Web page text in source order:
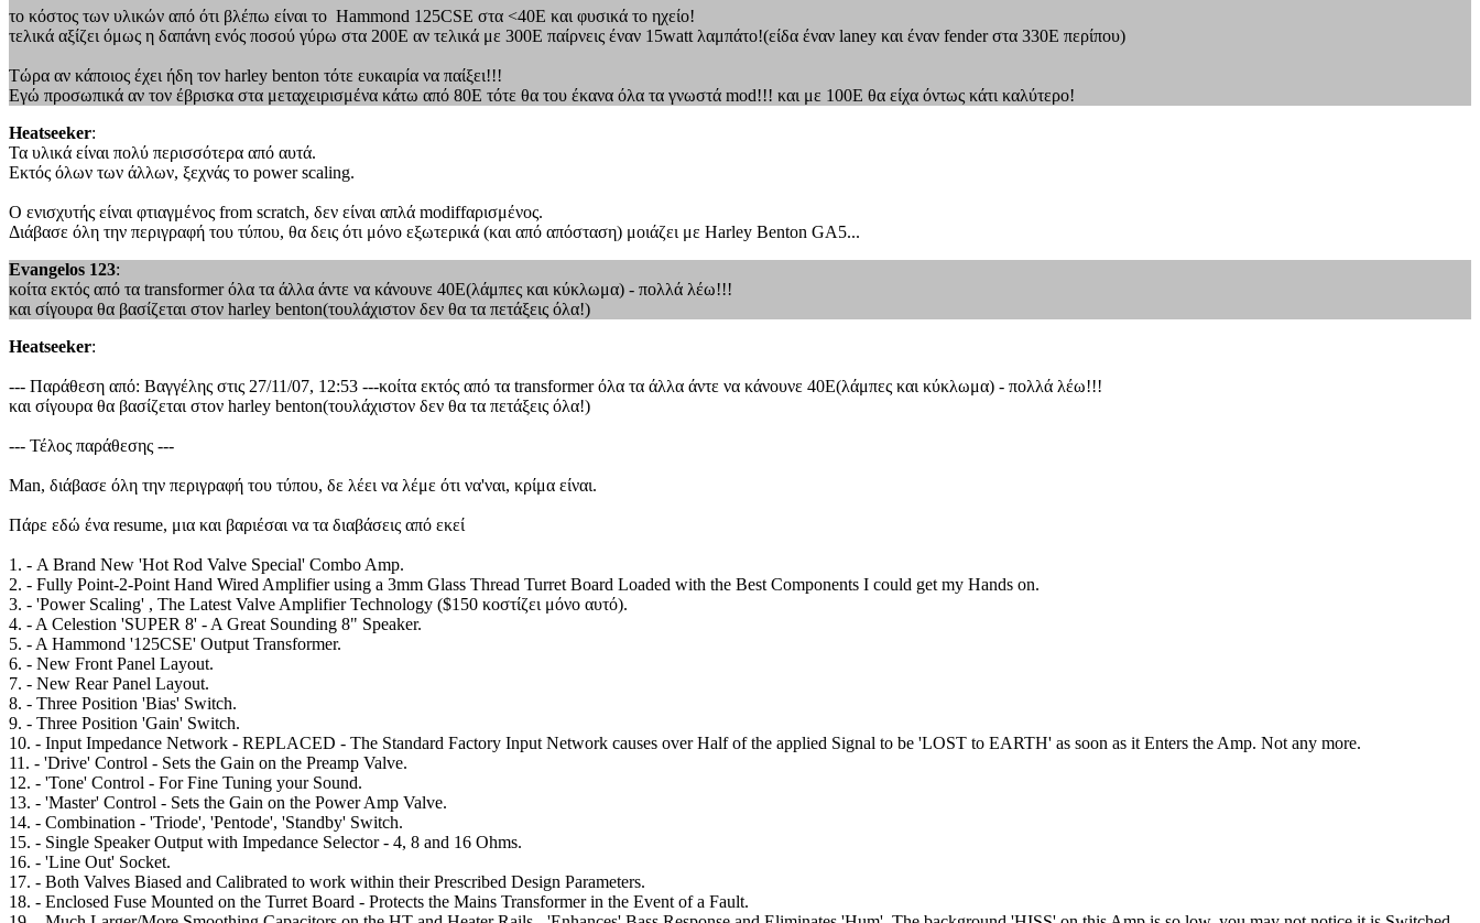
το κόστος των υλικών από ότι βλέπω είναι το Hammond 125CSE στα <40Ε και φυσικά το ηχείο!
τελικά αξίζει όμως η δαπάνη ενός ποσού γύρω στα 200Ε αν τελικά με 300Ε παίρνεις έναν 15watt λαμπάτο!(είδα έναν laney και έναν fender στα 330Ε περίπου)
Τώρα αν κάποιος έχει ήδη τον harley benton τότε ευκαιρία να παίξει!!!
Εγώ προσωπικά αν τον έβρισκα στα μεταχειρισμένα κάτω από 80Ε τότε θα του έκανα όλα τα γνωστά mod!!! και με 100Ε θα είχα όντως κάτι καλύτερο!
Heatseeker:
Τα υλικά είναι πολύ περισσότερα από αυτά.
Εκτός όλων των άλλων, ξεχνάς το power scaling.
Ο ενισχυτής είναι φτιαγμένος from scratch, δεν είναι απλά modiffαρισμένος.
Διάβασε όλη την περιγραφή του τύπου, θα δεις ότι μόνο εξωτερικά (και από απόσταση) μοιάζει με Harley Benton GA5...
Evangelos 123:
κοίτα εκτός από τα transformer όλα τα άλλα άντε να κάνουνε 40Ε(λάμπες και κύκλωμα) - πολλά λέω!!!
και σίγουρα θα βασίζεται στον harley benton(τουλάχιστον δεν θα τα πετάξεις όλα!)
Heatseeker:
--- Παράθεση από: Βαγγέλης στις 27/11/07, 12:53 ---κοίτα εκτός από τα transformer όλα τα άλλα άντε να κάνουνε 40Ε(λάμπες και κύκλωμα) - πολλά λέω!!!
και σίγουρα θα βασίζεται στον harley benton(τουλάχιστον δεν θα τα πετάξεις όλα!)
--- Τέλος παράθεσης ---
Man, διάβασε όλη την περιγραφή του τύπου, δε λέει να λέμε ότι να'ναι, κρίμα είναι.
Πάρε εδώ ένα resume, μια και βαριέσαι να τα διαβάσεις από εκεί
1. - A Brand New 'Hot Rod Valve Special' Combo Amp.
2. - Fully Point-2-Point Hand Wired Amplifier using a 3mm Glass Thread Turret Board Loaded with the Best Components I could get my Hands on.
3. - 'Power Scaling' , The Latest Valve Amplifier Technology ($150 κοστίζει μόνο αυτό).
4. - A Celestion 'SUPER 8' - A Great Sounding 8" Speaker.
5. - A Hammond '125CSE' Output Transformer.
6. - New Front Panel Layout.
7. - New Rear Panel Layout.
8. - Three Position 'Bias' Switch.
9. - Three Position 'Gain' Switch.
10. - Input Impedance Network - REPLACED - The Standard Factory Input Network causes over Half of the applied Signal to be 'LOST to EARTH' as soon as it Enters the Amp. Not any more.
11. - 'Drive' Control - Sets the Gain on the Preamp Valve.
12. - 'Tone' Control - For Fine Tuning your Sound.
13. - 'Master' Control - Sets the Gain on the Power Amp Valve.
14. - Combination - 'Triode', 'Pentode', 'Standby' Switch.
15. - Single Speaker Output with Impedance Selector - 4, 8 and 16 Ohms.
16. - 'Line Out' Socket.
17. - Both Valves Biased and Calibrated to work within their Prescribed Design Parameters.
18. - Enclosed Fuse Mounted on the Turret Board - Protects the Mains Transformer in the Event of a Fault.